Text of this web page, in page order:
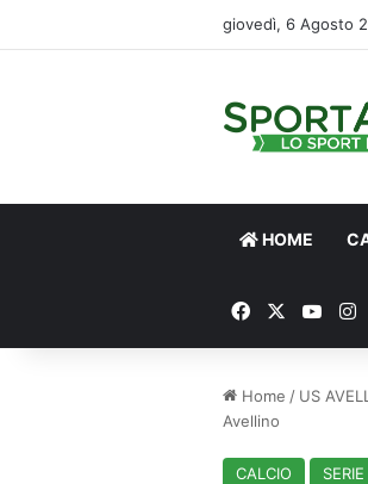
giovedì, 6 Agosto
HOME
FacebookYou
Home / US
Avellino
CALCIO